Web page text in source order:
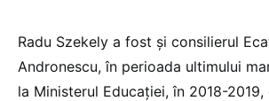
Radu Szekely a fost și consilierul
Andronescu, în perioada ultimului
la Ministerul Educației, în 2018-2019,